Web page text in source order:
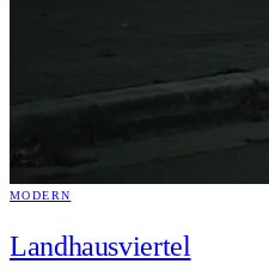
MODERN
Landhausviertel